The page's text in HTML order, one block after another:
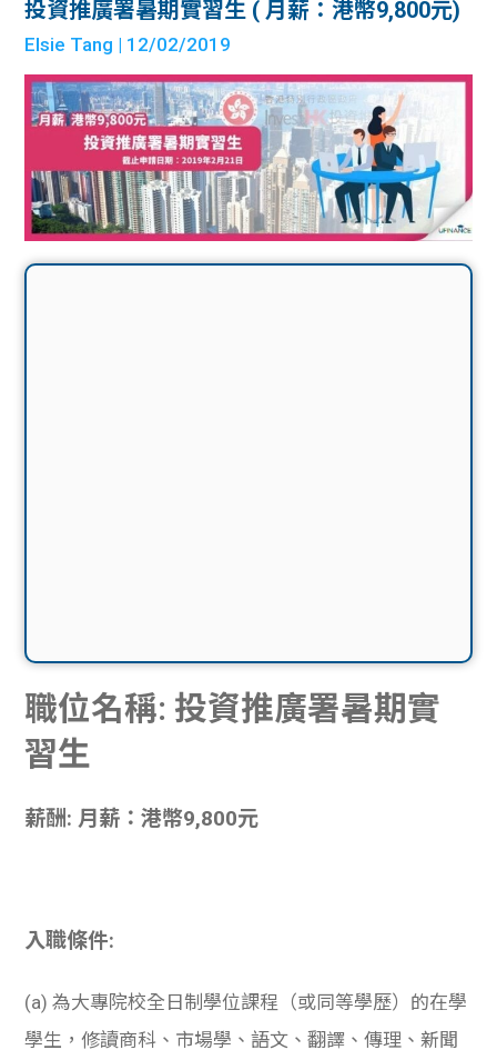
投資推廣署暑期實習生 ( 月薪：港幣9,800元)
Elsie Tang | 12/02/2019
職位名稱: 投資推廣署暑期實
習生
薪酬: 月薪：港幣9,800元
入職條件:
(a) 為大專院校全日制學位課程（或同等學歷）的在學
學生，修讀商科、市場學、語文、翻譯、傳理、新聞